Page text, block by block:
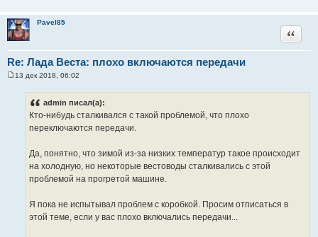
Pavel85
Re: Лада Веста: плохо включаются передачи
Цитата
13 дек 2018, 06:02
admin писал(а):
Кто-нибудь сталкивался с такой проблемой, что плохо
переключаются передачи.
Да, понятно, что зимой из-за низких температур такое происходит
на холодную, но некоторые вестоводы сталкивались с этой
проблемой на прогретой машине.
Я пока не испытывал проблем с коробкой. Просим отписаться в
этой теме, если у вас плохо включались передачи...